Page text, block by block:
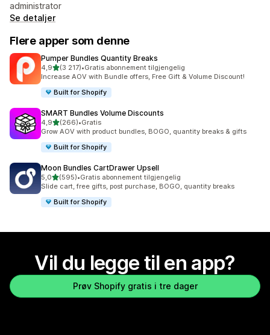
administrator
Se detaljer
Flere apper som denne
Pumper Bundles Quantity Breaks
4,9av 5 stjerner
(3 217)
Totalt 3217 omtaler
•Gratis abonnement tilgjengelig
Increase AOV with Bundle offers, Free Gift & Volume Discount!
Built for Shopify
SMART Bundles Volume Discounts
4,9av 5 stjerner
(266)
Totalt 266 omtaler
•Gratis
Grow AOV with product bundles, BOGO, quantity breaks & gifts
Built for Shopify
Moon Bundles CartDrawer Upsell
5,0av 5 stjerner
(595)
Totalt 595 omtaler
•Gratis abonnement tilgjengelig
Slide cart, free gifts, post purchase, BOGO, quantity breaks
Built for Shopify
Vil du legge til en app?
Prøv Shopify gratis i tre dager